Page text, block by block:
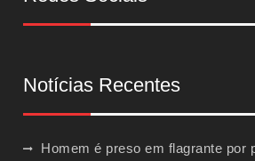
Notícias Recentes
Homem é preso em flagrante por